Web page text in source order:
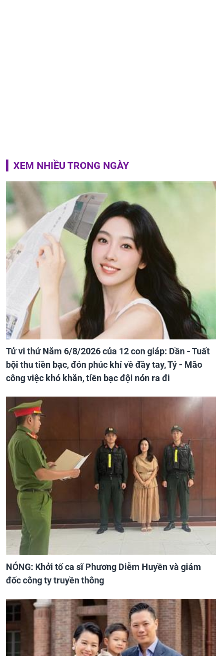
XEM NHIỀU TRONG NGÀY
Tử vi thứ Năm 6/8/2026 của 12 con giáp: Dần - Tuất
bội thu tiền bạc, đón phúc khí về đầy tay, Tý - Mão
công việc khó khăn, tiền bạc đội nón ra đi
NÓNG: Khởi tố ca sĩ Phương Diễm Huyền và giám
đốc công ty truyền thông